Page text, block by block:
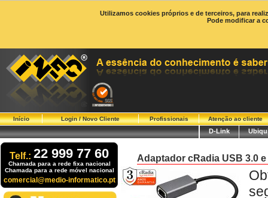
Utilizamos cookies próprios e de terceiros, para
Pode modificar a
Início Login / Novo Cliente Profissionais Atenção ao cliente
D-Link
Telf.: 22 999 77 60
Chamada para a rede fixa nacional
Chamada para a rede móvel nacional
comercial@medio-informatico.pt
Adaptador cRadia USB 3.0